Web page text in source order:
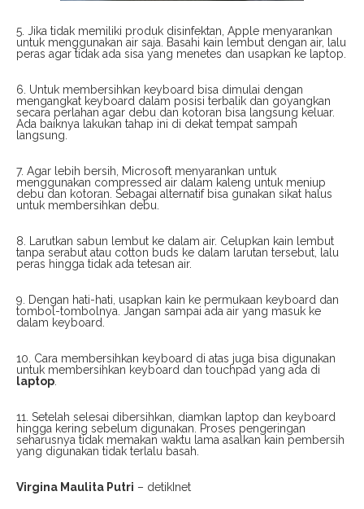
5. Jika tidak memiliki produk disinfektan, Apple menyarankan
untuk menggunakan air saja. Basahi kain lembut dengan air, lalu
peras agar tidak ada sisa yang menetes dan usapkan ke laptop.
6. Untuk membersihkan keyboard bisa dimulai dengan
mengangkat keyboard dalam posisi terbalik dan goyangkan
secara perlahan agar debu dan kotoran bisa langsung keluar.
Ada baiknya lakukan tahap ini di dekat tempat sampah
langsung.
7. Agar lebih bersih, Microsoft menyarankan untuk
menggunakan compressed air dalam kaleng untuk meniup
debu dan kotoran. Sebagai alternatif bisa gunakan sikat halus
untuk membersihkan debu.
8. Larutkan sabun lembut ke dalam air. Celupkan kain lembut
tanpa serabut atau cotton buds ke dalam larutan tersebut, lalu
peras hingga tidak ada tetesan air.
9. Dengan hati-hati, usapkan kain ke permukaan keyboard dan
tombol-tombolnya. Jangan sampai ada air yang masuk ke
dalam keyboard.
10. Cara membersihkan keyboard di atas juga bisa digunakan
untuk membersihkan keyboard dan touchpad yang ada di
laptop
11. Setelah selesai dibersihkan, diamkan laptop dan keyboard
hingga kering sebelum digunakan. Proses pengeringan
seharusnya tidak memakan waktu lama asalkan kain pembersih
yang digunakan tidak terlalu basah.
Virgina Maulita Putri – detikInet